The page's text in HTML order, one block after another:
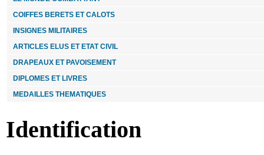
COIFFES BERETS ET CALOTS
INSIGNES MILITAIRES
ARTICLES ELUS ET ETAT CIVIL
DRAPEAUX ET PAVOISEMENT
DIPLOMES ET LIVRES
MEDAILLES THEMATIQUES
Identification